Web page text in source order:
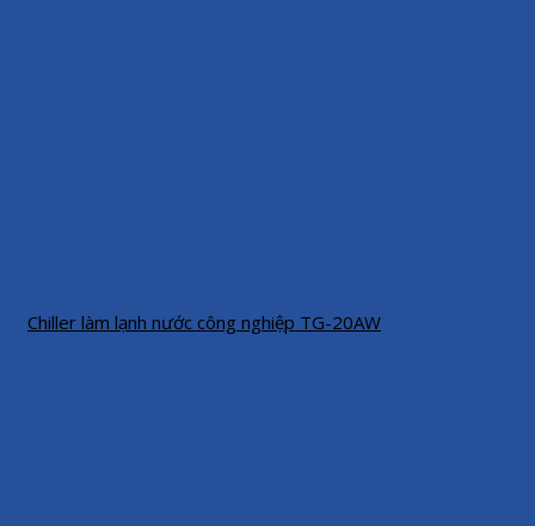
Chiller làm lạnh nước công nghiệp TG-20AW